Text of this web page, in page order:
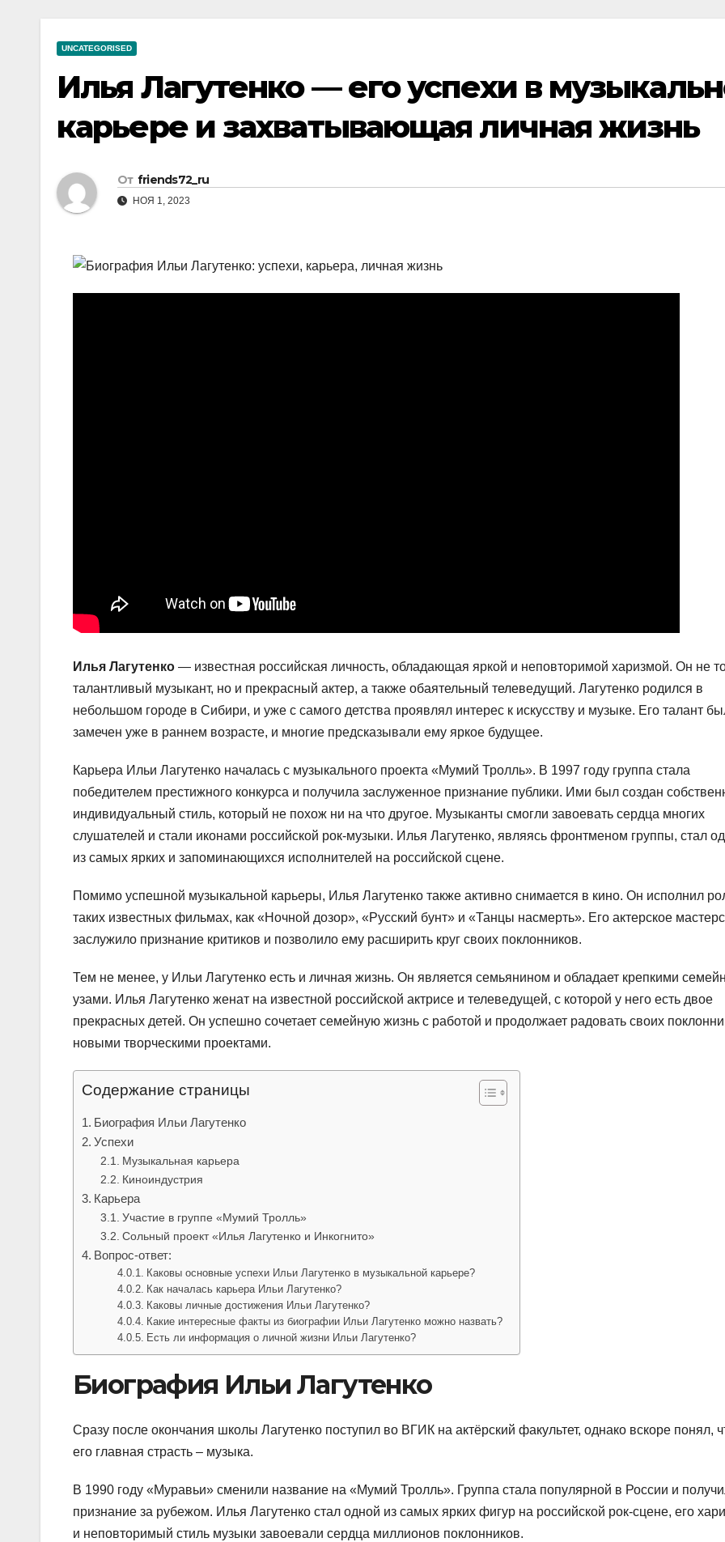
UNCATEGORISED
Илья Лагутенко — его успехи в
карьере и захватывающая личная жизнь
От friends72_ru
НОЯ 1, 2023
Илья Лагутенко — известная российская личность, обладающая яркой и неповторимой харизмой. Он не
талантливый музыкант, но и прекрасный актер, а также обаятельный телеведущий. Лагутенко родился в
небольшом городе в Сибири, и уже с самого детства проявлял интерес к искусству и музыке. Его талант
замечен уже в раннем возрасте, и многие предсказывали ему яркое будущее.
Карьера Ильи Лагутенко началась с музыкального проекта «Мумий Тролль». В 1997 году группа стала
победителем престижного конкурса и получила заслуженное признание публики. Ими был создан
индивидуальный стиль, который не похож ни на что другое. Музыканты смогли завоевать сердца многих
слушателей и стали иконами российской рок-музыки. Илья Лагутенко, являясь фронтменом группы, стал
из самых ярких и запоминающихся исполнителей на российской сцене.
Помимо успешной музыкальной карьеры, Илья Лагутенко также активно снимается в кино. Он исполнил
таких известных фильмах, как «Ночной дозор», «Русский бунт» и «Танцы насмерть». Его актерское
заслужило признание критиков и позволило ему расширить круг своих поклонников.
Тем не менее, у Ильи Лагутенко есть и личная жизнь. Он является семьянином и обладает крепкими
узами. Илья Лагутенко женат на известной российской актрисе и телеведущей, с которой у него есть двое
прекрасных детей. Он успешно сочетает семейную жизнь с работой и продолжает радовать своих
новыми творческими проектами.
Содержание страницы
Биография Ильи Лагутенко
Успехи
Музыкальная карьера
Киноиндустрия
Карьера
Участие в группе «Мумий Тролль»
Сольный проект «Илья Лагутенко и Инкогнито»
Вопрос-ответ:
Каковы основные успехи Ильи Лагутенко в музыкальной карьере?
Как началась карьера Ильи Лагутенко?
Каковы личные достижения Ильи Лагутенко?
Какие интересные факты из биографии Ильи Лагутенко можно назвать?
Есть ли информация о личной жизни Ильи Лагутенко?
Биография Ильи Лагутенко
Сразу после окончания школы Лагутенко поступил во ВГИК на актёрский факультет, однако вскоре понял,
его главная страсть – музыка.
В 1990 году «Муравьи» сменили название на «Мумий Тролль». Группа стала популярной в России и
признание за рубежом. Илья Лагутенко стал одной из самых ярких фигур на российской рок-сцене, его
и неповторимый стиль музыки завоевали сердца миллионов поклонников.